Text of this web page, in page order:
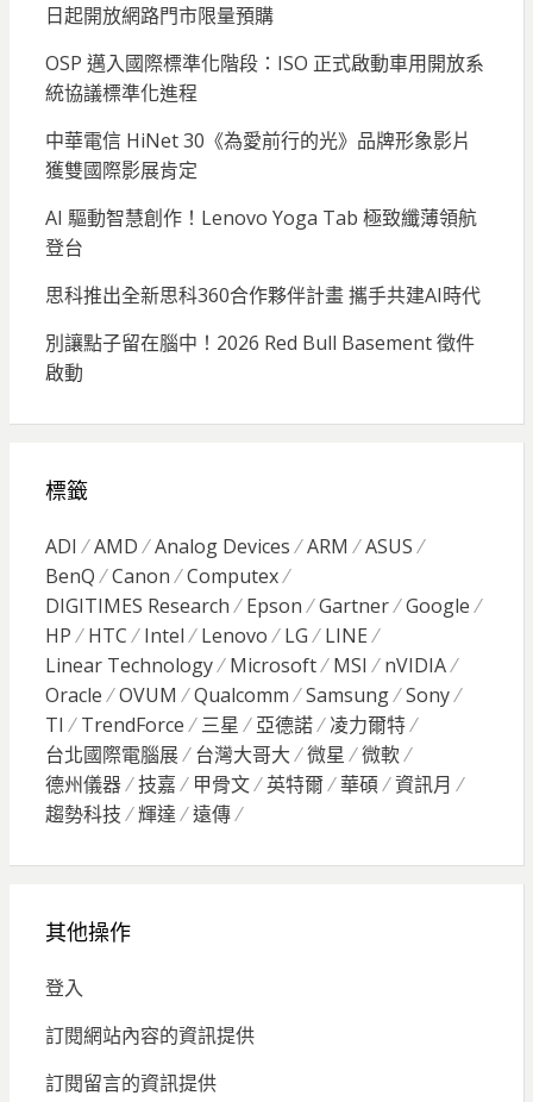
日起開放網路門市限量預購
OSP 邁入國際標準化階段：ISO 正式啟動車用開放系
統協議標準化進程
中華電信 HiNet 30《為愛前行的光》品牌形象影片
獲雙國際影展肯定
AI 驅動智慧創作！Lenovo Yoga Tab 極致纖薄領航
登台
思科推出全新思科360合作夥伴計畫 攜手共建AI時代
別讓點子留在腦中！2026 Red Bull Basement 徵件
啟動
標籤
ADI AMD Analog Devices ARM
ASUS
BenQ
Canon
Computex
DIGITIMES Research
Epson Gartner
Google
HP
HTC Intel Lenovo LG
LINE
Linear Technology
Microsoft MSI
nVIDIA
Oracle
OVUM Qualcomm Samsung
Sony
TI
TrendForce 三星 亞德諾
凌力爾特
台北國際電腦展
台灣大哥大 微星
微軟
德州儀器
技嘉 甲骨文 英特爾 華碩
資訊月
趨勢科技
輝達 遠傳
其他操作
登入
訂閱網站內容的資訊提供
訂閱留言的資訊提供